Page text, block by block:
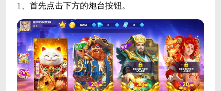
1、首先点击下方的炮台按钮。